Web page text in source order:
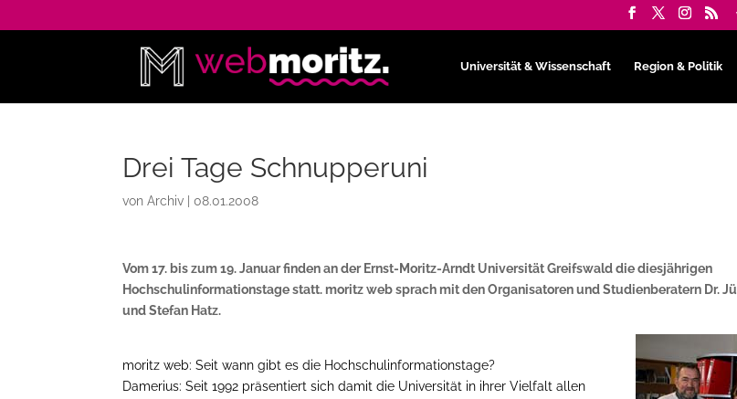
Universität & Wissenschaft Region & Politik
Drei Tage Schnupperuni
vonArchiv |08.01.2008
Vom 17. bis zum 19. Januar finden an der Ernst-Moritz-Arndt Universität Greifswald die diesjährigen
Hochschulinformationstage statt. moritz web sprach mit den Organisatoren und Studienberatern Dr.
und Stefan Hatz.
moritz web: Seit wann gibt es die Hochschulinformationstage?
Damerius: Seit 1992 präsentiert sich damit die Universität in ihrer Vielfalt allen